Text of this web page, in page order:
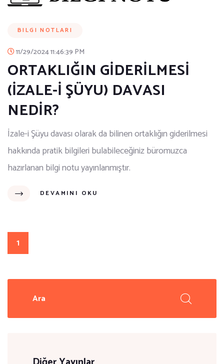
BILGI NOTLARI
11/29/2024 11:46:39 PM
ORTAKLIĞIN GİDERİLMESİ
(İZALE-İ ŞÜYU) DAVASI
NEDİR?
İzale-i Şüyu davası olarak da bilinen ortaklığın giderilmesi
hakkında pratik bilgileri bulabileceğiniz büromuzca
hazırlanan bilgi notu yayınlanmıştır.
DEVAMINI OKU
1